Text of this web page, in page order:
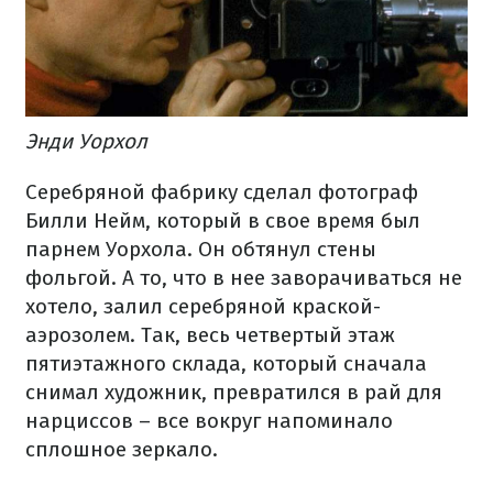
Энди Уорхол
Серебряной фабрику сделал фотограф
Билли Нейм, который в свое время был
парнем Уорхола. Он обтянул стены
фольгой. А то, что в нее заворачиваться не
хотело, залил серебряной краской-
аэрозолем. Так, весь четвертый этаж
пятиэтажного склада, который сначала
снимал художник, превратился в рай для
нарциссов – все вокруг напоминало
сплошное зеркало.